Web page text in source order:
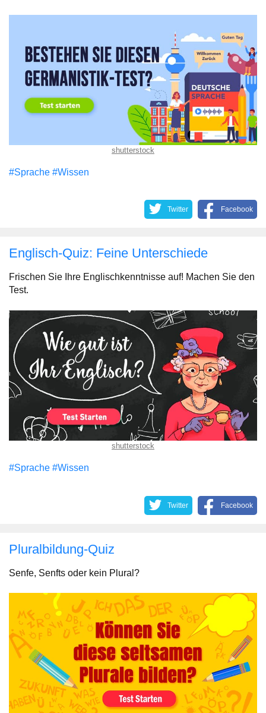
shutterstock
#Sprache #Wissen
Twitter Facebook
Englisch-Quiz: Feine Unterschiede
Frischen Sie Ihre Englischkenntnisse auf! Machen Sie den
Test.
shutterstock
#Sprache #Wissen
Twitter Facebook
Pluralbildung-Quiz
Senfe, Senfts oder kein Plural?